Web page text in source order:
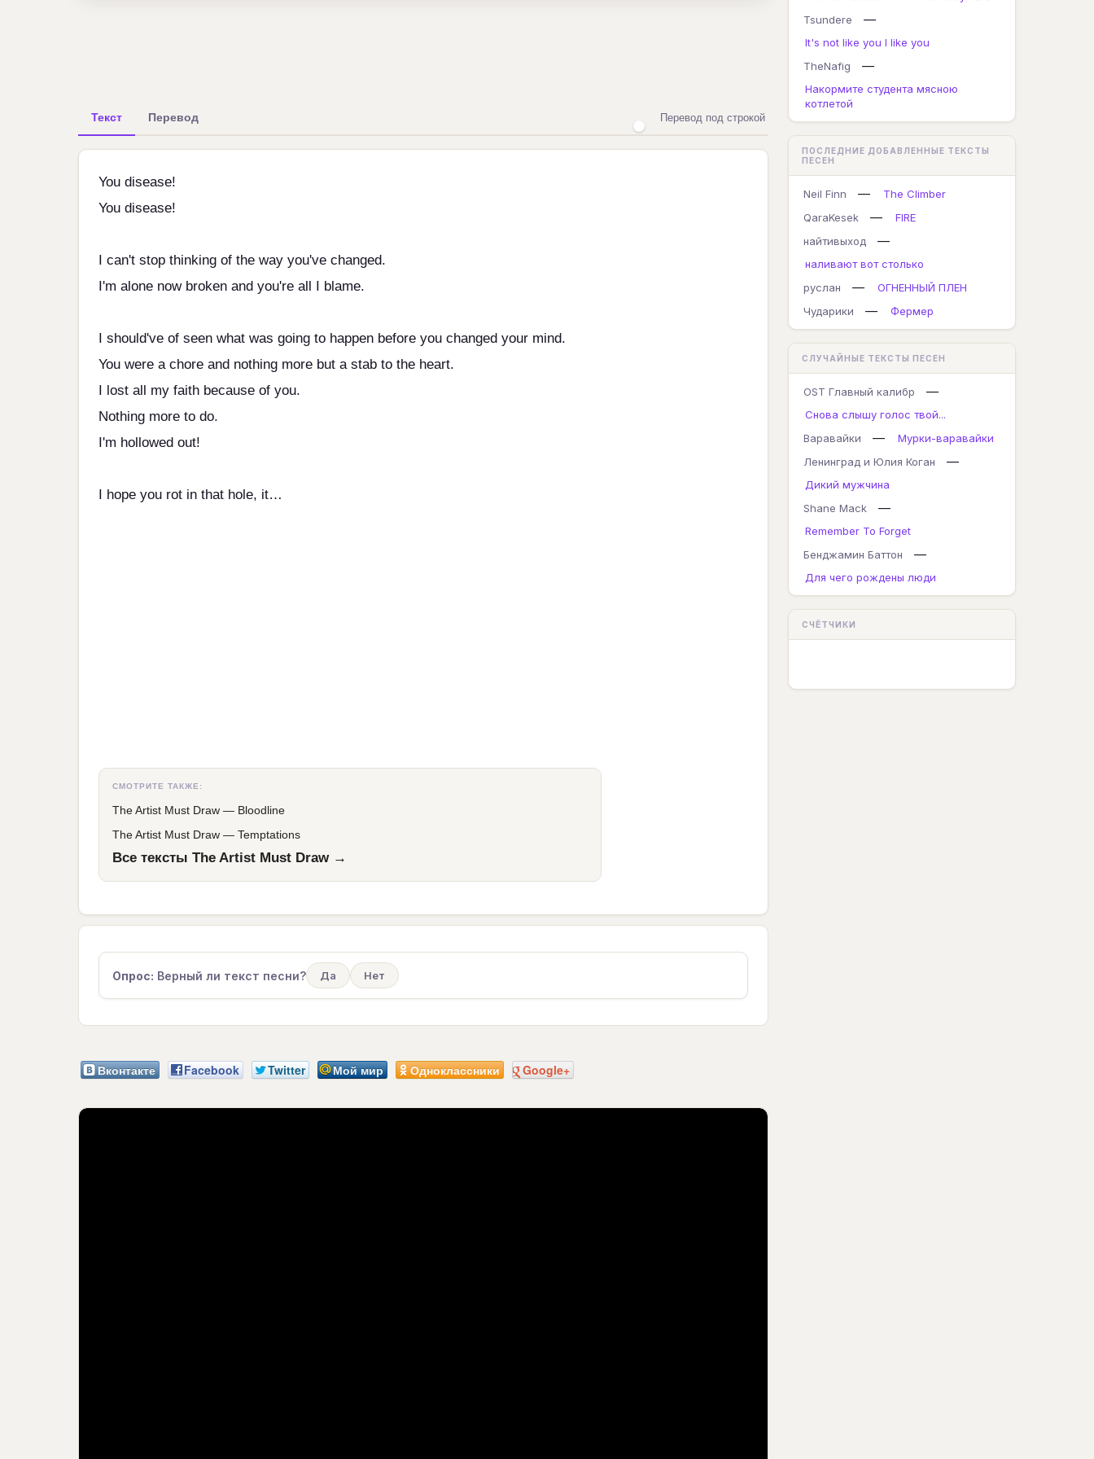
Текст Перевод Перевод под строкой
You disease!
You disease!
I can't stop thinking of the way you've changed.
I'm alone now broken and you're all I blame.
I should've of seen what was going to happen before you changed your mind.
You were a chore and nothing more but a stab to the heart.
I lost all my faith because of you.
Nothing more to do.
I'm hollowed out!
I hope you rot in that hole, it…
СМОТРИТЕ ТАКЖЕ:
The Artist Must Draw — Bloodline
The Artist Must Draw — Temptations
Все тексты The Artist Must Draw →
Опрос: Верный ли текст песни? Да Нет
Вконтакте Facebook Twitter Мой мир Одноклассники Google+
Tsundere
—
It's not like you I like you
TheNafig
—
Накормите студента мясною
котлетой
ПОСЛЕДНИЕ ДОБАВЛЕННЫЕ ТЕКСТЫ
ПЕСЕН
Neil Finn —
The Climber
QaraKesek
—
FIRE
найтивыход
—
наливают вот столько
руслан
—
ОГНЕННЫЙ ПЛЕН
Чударики
— Фермер
СЛУЧАЙНЫЕ ТЕКСТЫ ПЕСЕН
OST Главный калибр —
Снова слышу голос твой...
Варавайки
—
Мурки-варавайки
Ленинград и Юлия Коган
—
Дикий мужчина
Shane Mack
—
Remember To Forget
Бенджамин Баттон
—
Для чего рождены люди
СЧЁТЧИКИ